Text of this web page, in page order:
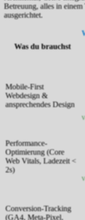
Betreuung, alles in
ausgerichtet.
Was du brauchst
Mobile-First
Webdesign &
ansprechendes Design
Performance-
Optimierung (Core
Web Vitals, Ladezeit <
2s)
Conversion-Tracking
(GA4, Meta-Pixel,